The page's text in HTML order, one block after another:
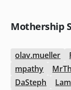
Mothership
olav.mueller
mpathy
DaSteph